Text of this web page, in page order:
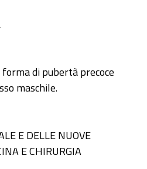
di pubertà precoce
maschile.
E DELLE NUOVE
E CHIRURGIA